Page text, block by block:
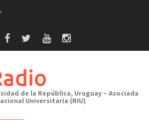
de la República, Uruguay – Asociada
Universitaria (RIU)